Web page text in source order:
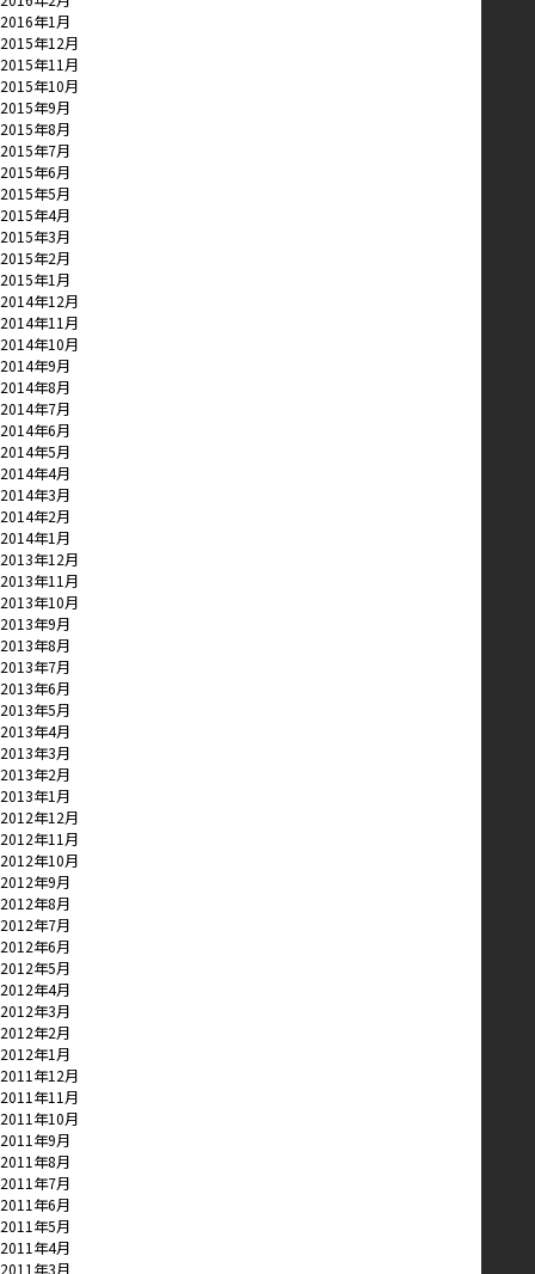
2016年1月
2015年12月
2015年11月
2015年10月
2015年9月
2015年8月
2015年7月
2015年6月
2015年5月
2015年4月
2015年3月
2015年2月
2015年1月
2014年12月
2014年11月
2014年10月
2014年9月
2014年8月
2014年7月
2014年6月
2014年5月
2014年4月
2014年3月
2014年2月
2014年1月
2013年12月
2013年11月
2013年10月
2013年9月
2013年8月
2013年7月
2013年6月
2013年5月
2013年4月
2013年3月
2013年2月
2013年1月
2012年12月
2012年11月
2012年10月
2012年9月
2012年8月
2012年7月
2012年6月
2012年5月
2012年4月
2012年3月
2012年2月
2012年1月
2011年12月
2011年11月
2011年10月
2011年9月
2011年8月
2011年7月
2011年6月
2011年5月
2011年4月
2011年3月